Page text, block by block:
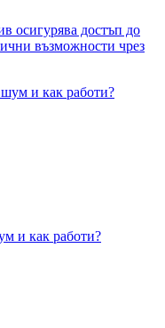
осигурява достъп до
възможности чрез
и как работи?
и как работи?